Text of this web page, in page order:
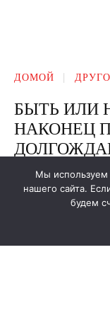
Мы используем
нашего сайта.
будем